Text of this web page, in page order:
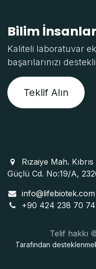
Bilim
Kaliteli laboratuvar
başarılarınızı
Teklif Alın
Rızaiye Mah.
Güçlü Cd. No:19/A,
info@lifebiotek.com
+90 424 238 70 74
Telif hakkı
Tarafından